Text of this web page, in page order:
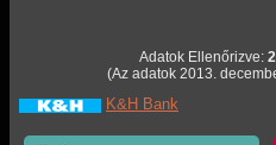
Adatok Ellenőrizve:
(Az adatok 2013.
K&H Bank